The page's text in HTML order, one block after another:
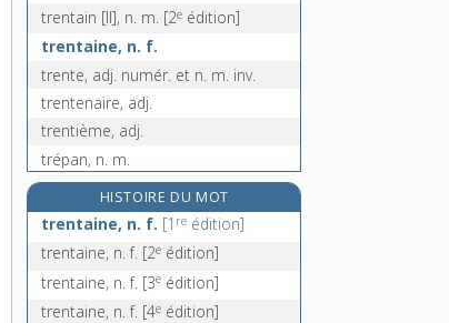
trentain [II], n. m. [2e édition]
trentaine, n. f.
trente, adj. numér. et n. m. inv.
trentenaire, adj.
trentième, adj.
trépan, n. m.
trépanation, n. f.
trépaner, v. tr.
trépas, n. m.
trépassement, n. m.[7
édition]
trépasser, v. intr.
HISTOIRE DU MOT
trentaine, n. f. [1 re édition]
trentaine, n. f. [2e édition]
trentaine, n. f. [3e édition]
trentaine, n. f. [4e édition]